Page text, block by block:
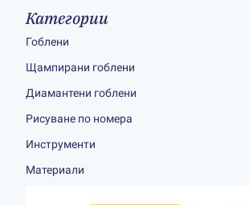
Категории
Гоблени
Щампирани гоблени
Диамантени гоблени
Рисуване по номера
Инструменти
Материали